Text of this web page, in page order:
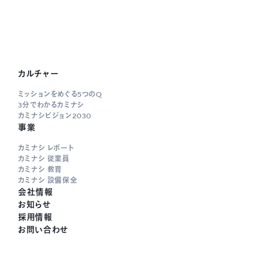
カルチャー
ミッションをめぐる5つのQ
3分でわかるカミナシ
カミナシビジョン2030
事業
カミナシ レポート
カミナシ 従業員
カミナシ 教育
カミナシ 設備保全
会社情報
お知らせ
採用情報
お問い合わせ